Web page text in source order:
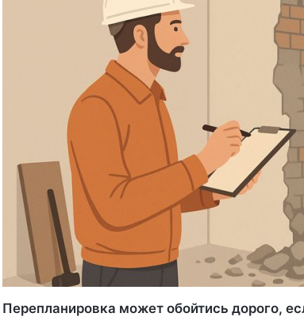
Перепланировка может обойтись дорого,